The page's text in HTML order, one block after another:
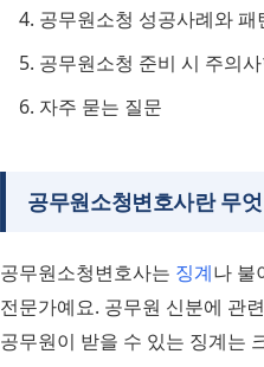
공무원소청 성공사례와 패
공무원소청 준비 시 주의
자주 묻는 질문
공무원소청변호사란 무
공무원소청변호사는 징계나 불
전문가예요. 공무원 신분에 관
공무원이 받을 수 있는 징계는